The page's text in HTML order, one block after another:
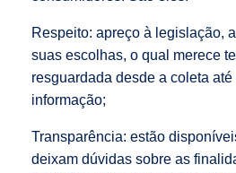
Respeito: apreço à legislação,
suas escolhas, o qual merece
resguardada desde a coleta até
informação;
Transparência: estão
deixam dúvidas sobre as